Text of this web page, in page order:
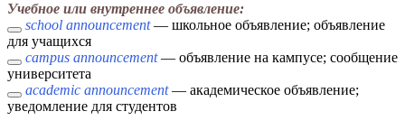
Учебное или внутреннее объявление:
school announcement— школьное объявление; объявление
для учащихся
campus announcement— объявление на кампусе; сообщение
университета
academic announcement— академическое объявление;
уведомление для студентов